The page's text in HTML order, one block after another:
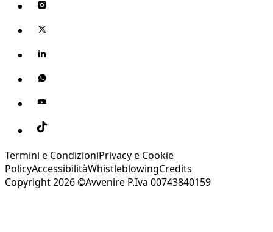
Termini e CondizioniPrivacy e Cookie
PolicyAccessibilitàWhistleblowingCredits
Copyright 2026 ©Avvenire P.Iva 00743840159